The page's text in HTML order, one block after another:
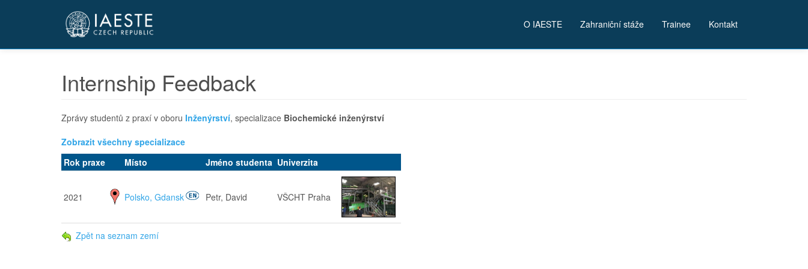
O IAESTE Zahraniční stáže Trainee Kontakt
Internship Feedback
Zprávy studentů z praxí v oboru Inženýrství, specializace Biochemické inženýrství
Zobrazit všechny specializace
Rok praxe
Místo Jméno studenta Univerzita
2021 Polsko, Gdansk Petr, David VŠCHT Praha
Zpět na seznam zemí